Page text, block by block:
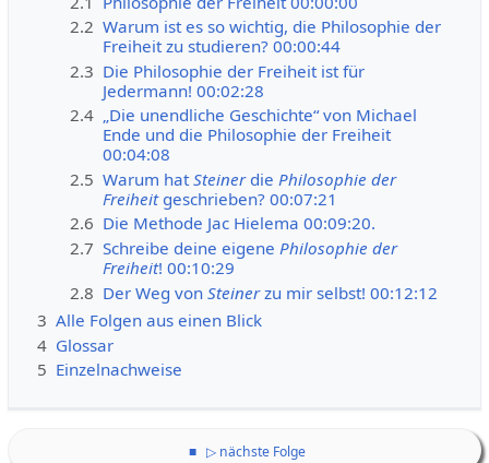
2.2 Warum ist es so wichtig, die Philosophie der
Freiheit zu studieren? 00:00:44
2.3 Die Philosophie der Freiheit ist für
Jedermann! 00:02:28
2.4 „Die unendliche Geschichte“ von Michael
Ende und die Philosophie der Freiheit
00:04:08
2.5 Warum hatSteinerdie Philosophie der
Freiheitgeschrieben? 00:07:21
2.6 Die Methode Jac Hielema 00:09:20.
2.7 Schreibe deine eigene Philosophie der
Freiheit! 00:10:29
2.8 Der Weg vonSteinerzu mir selbst! 00:12:12
3 Alle Folgen aus einen Blick
4 Glossar
5 Einzelnachweise
■ ▷ nächste Folge